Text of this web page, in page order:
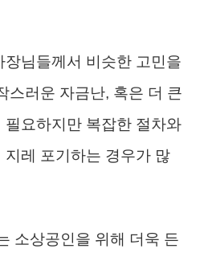
님들께서 비슷한 고민을
스러운 자금난, 혹은 더 큰
필요하지만 복잡한 절차와
레 포기하는 경우가 많
소상공인을 위해 더욱 든